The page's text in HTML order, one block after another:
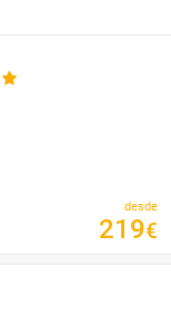
desde
219€